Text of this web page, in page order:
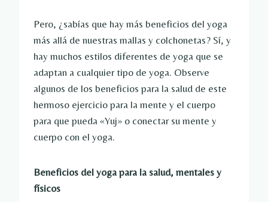
Pero, ¿sabías que hay más beneficios del yoga
más allá de nuestras mallas y colchonetas? Sí, y
hay muchos estilos diferentes de yoga que se
adaptan a cualquier tipo de yoga. Observe
algunos de los beneficios para la salud de este
hermoso ejercicio para la mente y el cuerpo
para que pueda «Yuj» o conectar su mente y
cuerpo con el yoga.
Beneficios del yoga para la salud, mentales y
físicos